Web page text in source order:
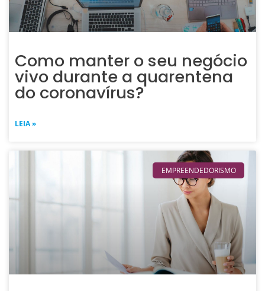
Como manter o seu negócio
vivo durante a quarentena
do coronavírus?
LEIA »
EMPREENDEDORISMO